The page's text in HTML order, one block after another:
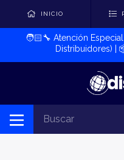
INICIO
🧑🏻‍🔧​ Atención
Distribuidores) |